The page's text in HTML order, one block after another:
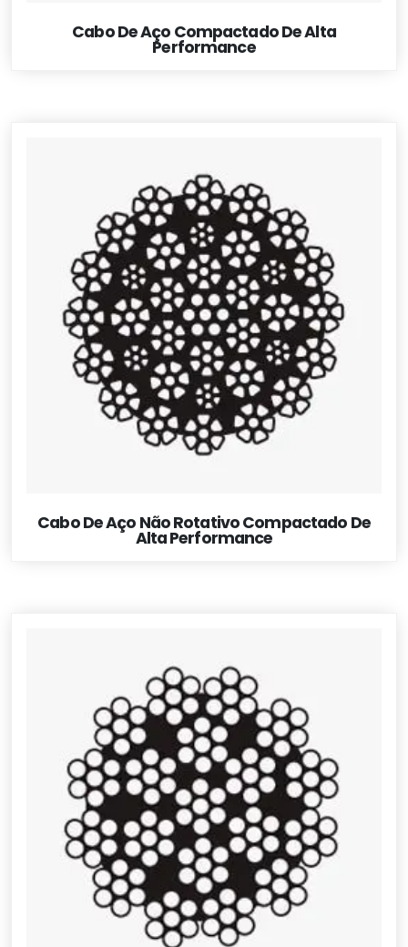
Cabo De Aço Compactado De Alta
Performance
Cabo De Aço Não Rotativo Compactado De
Alta Performance